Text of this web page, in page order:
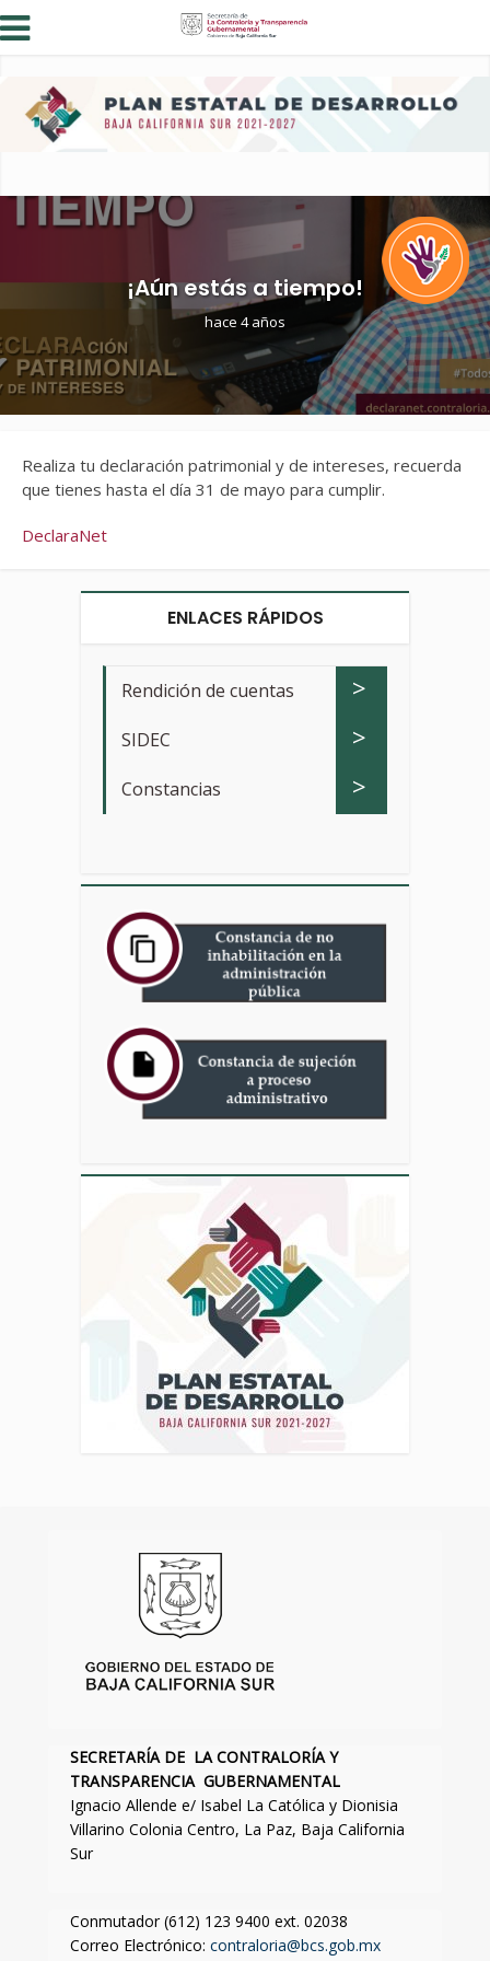
¡Aún estás a tiempo!
hace 4 años
Realiza tu declaración patrimonial y de intereses, recuerda
que tienes hasta el día 31 de mayo para cumplir.
DeclaraNet
ENLACES RÁPIDOS
Rendición de cuentas >
SIDEC >
Constancias >
SECRETARÍA DE LA CONTRALORÍA Y
TRANSPARENCIA GUBERNAMENTAL
Ignacio Allende e/ Isabel La Católica y Dionisia
Villarino Colonia Centro, La Paz, Baja California
Sur
Conmutador (612) 123 9400 ext. 02038
Correo Electrónico: contraloria@bcs.gob.mx